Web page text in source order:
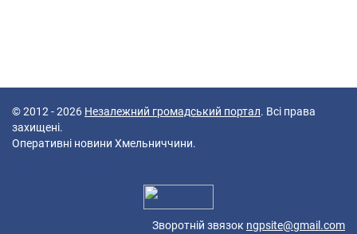
© 2012 - 2026 Незалежний громадський портал. Всі права
захищені.
Оперативні новини Хмельниччини.
Зворотній звязок ngpsite@gmail.com